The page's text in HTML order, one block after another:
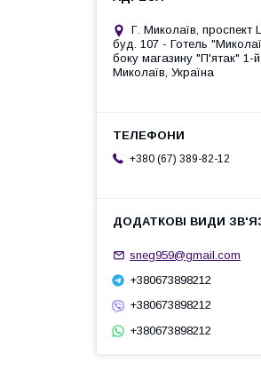
Г. Миколаїв, проспект
буд. 107 - Готель
боку магазину "П'ятак" 1-
Миколаїв, Україна
+380 (67) 389-82-12
sneg959@gmail.com
+380673898212
+380673898212
+380673898212